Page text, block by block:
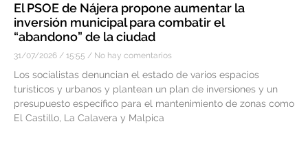
El PSOE de Nájera propone aumentar la
inversión municipal para combatir el
“abandono” de la ciudad
31/07/2026 15:55 No hay comentarios
Los socialistas denuncian el estado de varios espacios
turísticos y urbanos y plantean un plan de inversiones y un
presupuesto específico para el mantenimiento de zonas como
El Castillo, La Calavera y Malpica